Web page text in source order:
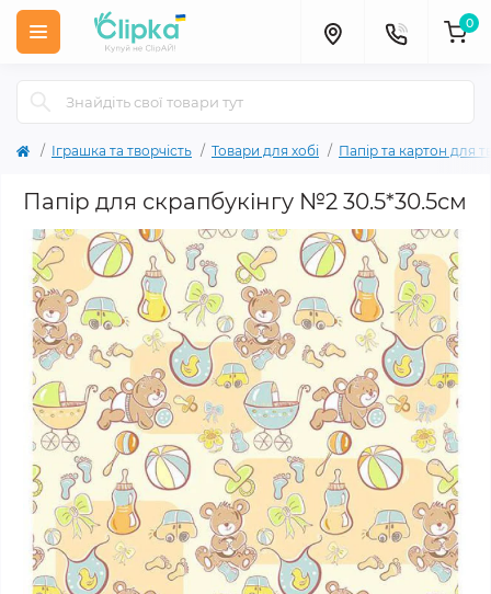
0
Іграшка та творчість Товари для хобі Папір та картон для
Папір для скрапбукінгу №2 30.5*30.5см